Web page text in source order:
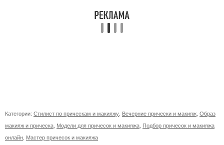
Категории: Стилист по прическам и макияжу, Вечерние прически и макияж, Образ
макияж и прическа, Модели для причесок и макияжа, Подбор причесок и макияжа
онлайн, Мастер причесок и макияжа